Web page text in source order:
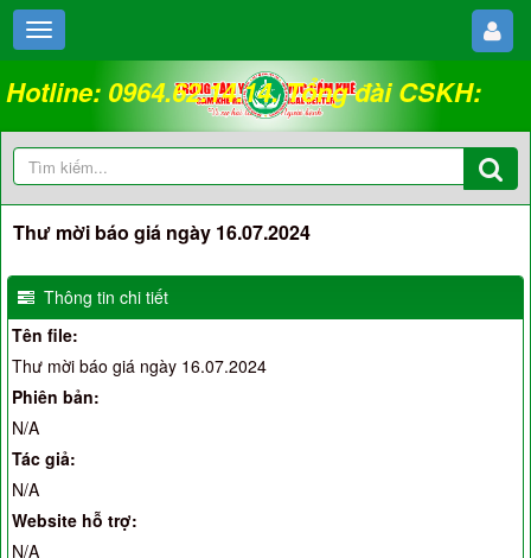
Hotline: 0964.62.14.14. Tổng đài CSKH:
18008262
Thư mời báo giá ngày 16.07.2024
Thông tin chi tiết
Tên file:
Thư mời báo giá ngày 16.07.2024
Phiên bản:
N/A
Tác giả:
N/A
Website hỗ trợ:
N/A